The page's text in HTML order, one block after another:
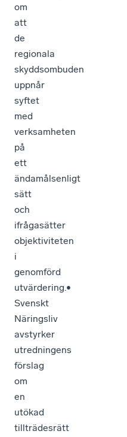
om
att
de
regionala
skyddsombuden
uppnår
syftet
med
verksamheten
på
ett
ändamålsenligt
sätt
och
ifrågasätter
objektiviteten
i
genomförd
utvärdering.•
Svenskt
Näringsliv
avstyrker
utredningens
förslag
om
en
utökad
tillträdesrätt